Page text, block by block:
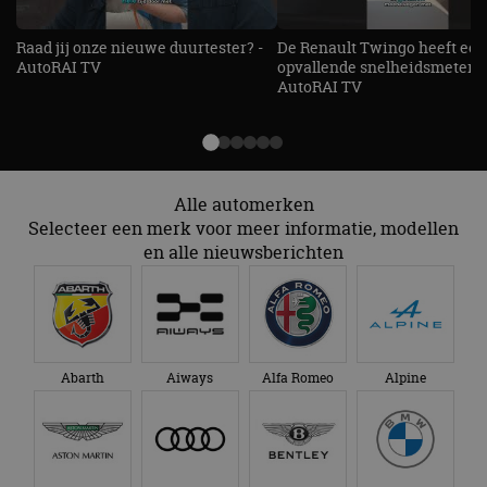
Raad jij onze nieuwe duurtester? -
AutoRAI TV
De Renault Twingo heeft een
opvallende snelheidsmeter! -
AutoRAI TV
Alle automerken
Selecteer een merk voor meer informatie, modellen
en alle nieuwsberichten
Abarth Aiways Alfa Romeo Alpine
te
op basis
adres van
te
CookieScriptConsent
CookieScript
autorai.nl
4 weken 2
dagen
Deze
gebruikt
banner
te werken.
Google Privacy Policy